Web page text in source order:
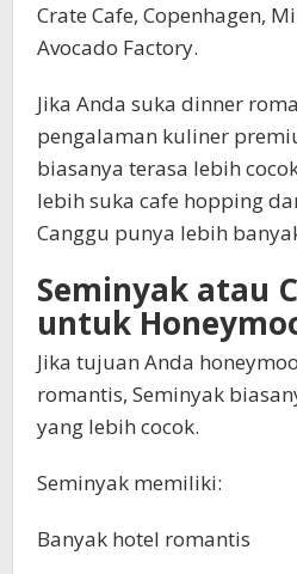
Crate Cafe, Copenhagen,
Avocado Factory.
Jika Anda suka dinner
pengalaman kuliner
biasanya terasa lebih
lebih suka cafe hopping
Canggu punya lebih
Seminyak atau
untuk
Jika tujuan Anda
romantis, Seminyak
yang lebih cocok.
Seminyak memiliki:
Banyak hotel romantis